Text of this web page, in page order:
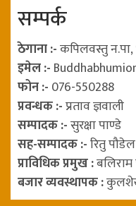
सम्पर्क
ठेगाना :-कपिलवस्तु
इमेल :-
फोन :- 076-550288
प्रवन्धक :-प्रताव ज्ञवाली
सम्पादक :-सुरक्षा पाण्डे
सह-सम्पादक :-रितु पौडेल
प्राविधिक प्रमुख :बलिराम
बजार व्यवस्थापक :